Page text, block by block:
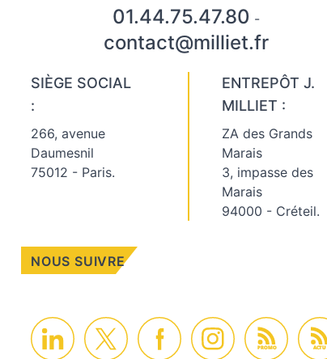
01.44.75.47.80 -
contact@milliet.fr
SIÈGE SOCIAL
:
266, avenue
Daumesnil
75012 - Paris.
ENTREPÔT J.
MILLIET :
ZA des Grands
Marais
3, impasse des
Marais
94000 - Créteil.
NOUS SUIVRE
PROMO ACTU